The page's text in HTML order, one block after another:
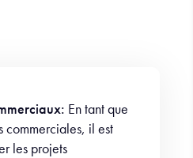
En tant que
commerciales, il est
les projets